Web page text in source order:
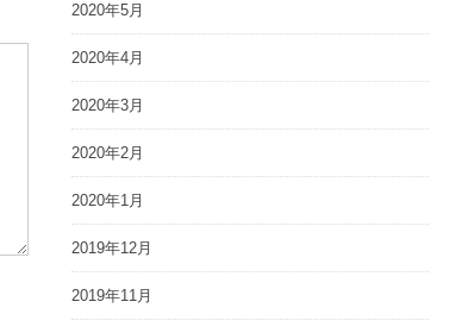
2020年5月
2020年4月
2020年3月
2020年2月
2020年1月
2019年12月
2019年11月